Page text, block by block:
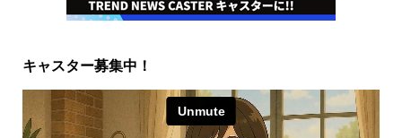
キャスター募集中！